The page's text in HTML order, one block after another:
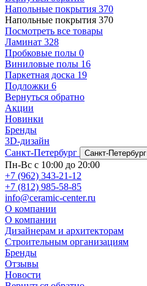
Напольные покрытия 370
Напольные покрытия 370
Посмотреть все товары
Ламинат 328
Пробковые полы 0
Виниловые полы 16
Паркетная доска 19
Подложки 6
Вернуться обратно
Акции
Новинки
Бренды
3D-дизайн
Санкт-Петербург
Санкт-Петербург
Пн-Вс с 10:00 до 20:00
+7 (962) 343-21-12
+7 (812) 985-58-85
info@ceramic-center.ru
О компании
О компании
Дизайнерам и архитекторам
Строительным организациям
Бренды
Отзывы
Новости